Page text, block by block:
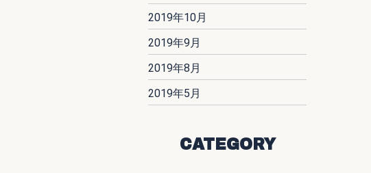
2019年10月
2019年9月
2019年8月
2019年5月
CATEGORY